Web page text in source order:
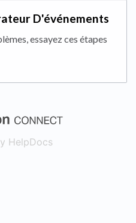
D'événements
essayez ces étapes
(opens in a
HelpDocs